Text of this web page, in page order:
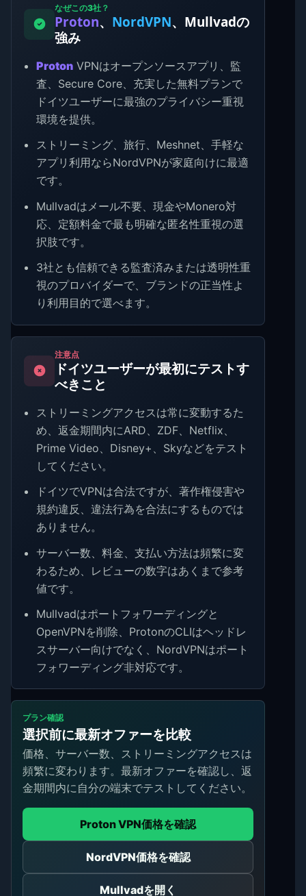
なぜこの3社？
Proton、 NordVPN、Mullvadの
強み
ProtonVPNはオープンソースアプリ、監
査、Secure Core、充実した無料プランで
ドイツユーザーに最強のプライバシー重視
環境を提供。
ストリーミング、旅行、Meshnet、手軽な
アプリ利用ならNordVPNが家庭向けに最適
です。
Mullvadはメール不要、現金やMonero対
応、定額料金で最も明確な匿名性重視の選
択肢です。
3社とも信頼できる監査済みまたは透明性重
視のプロバイダーで、ブランドの正当性よ
り利用目的で選べます。
注意点
ドイツユーザーが最初にテストす
べきこと
ストリーミングアクセスは常に変動するた
め、返金期間内にARD、ZDF、Netflix、
Prime Video、Disney+、Skyなどをテスト
してください。
ドイツでVPNは合法ですが、著作権侵害や
規約違反、違法行為を合法にするものでは
ありません。
サーバー数、料金、支払い方法は頻繁に変
わるため、レビューの数字はあくまで参考
値です。
Mullvadはポートフォワーディングと
OpenVPNを削除、ProtonのCLIはヘッドレ
スサーバー向けでなく、NordVPNはポート
フォワーディング非対応です。
プラン確認
選択前に最新オファーを比較
価格、サーバー数、ストリーミングアクセスは
頻繁に変わります。最新オファーを確認し、返
金期間内に自分の端末でテストしてください。
Proton VPN価格を確認
NordVPN価格を確認
Mullvadを開く